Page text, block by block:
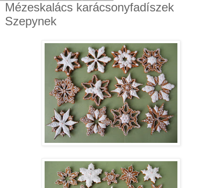
Mézeskalács karácsonyfadíszek
Szepynek